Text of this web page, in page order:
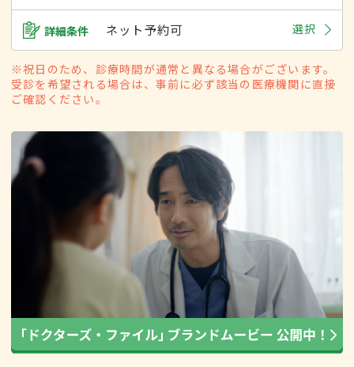
詳細条件 ネット予約可 選択
※祝日のため、診療時間が通常と異なる場合がございます。
受診を希望される場合は、事前に必ず該当の医療機関に直接
ご確認ください。